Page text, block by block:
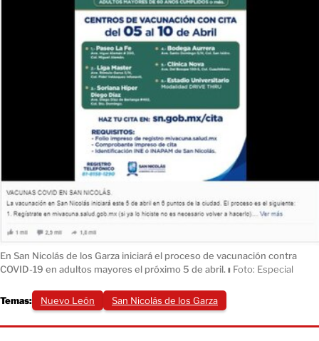
En San Nicolás de los Garza iniciará el proceso de vacunación contra
COVID-19 en adultos mayores el próximo 5 de abril. ı Foto: Especial
Temas: Nuevo León San Nicolás de los Garza